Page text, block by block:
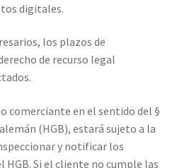
digitales.
los plazos de
de recurso legal
comerciante en el sentido del §
(HGB), estará sujeto a la
y notificar los
HGB. Si el cliente no cumple las